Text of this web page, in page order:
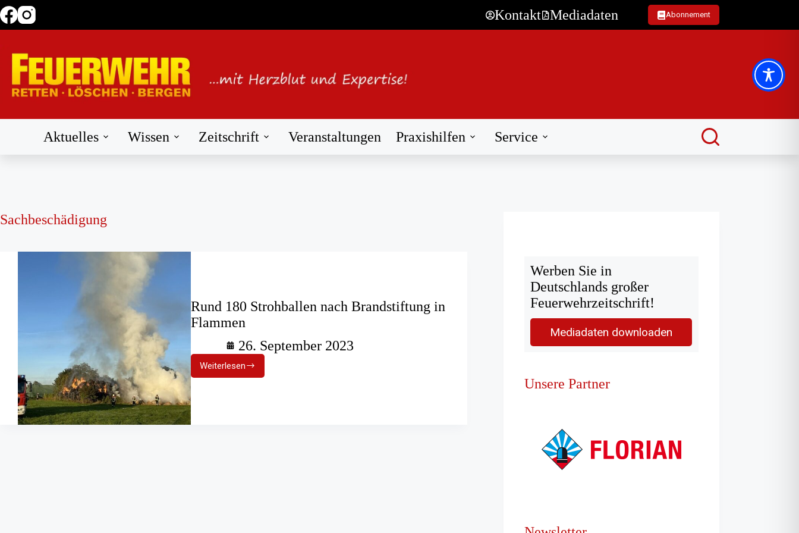
Zum
Inhalt
Kontakt Mediadaten Abonnement
Aktuelles Wissen Zeitschrift Veranstaltungen Praxishilfen Service
Sachbeschädigung
Rund 180 Strohballen nach Brandstiftung in
Flammen
26. September 2023
Weiterlesen
Rund
180
Werben Sie in
Deutschlands großer
Feuerwehrzeitschrift!
Mediadaten downloaden
Unsere Partner